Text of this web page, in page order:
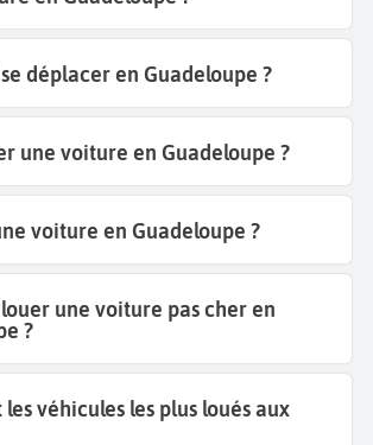
déplacer en Guadeloupe ?
une voiture en Guadeloupe ?
voiture en Guadeloupe ?
une voiture pas cher en
?
les véhicules les plus loués aux